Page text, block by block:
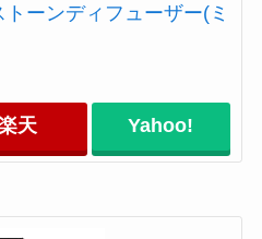
ーンディフューザー(ミ
天 Yahoo!